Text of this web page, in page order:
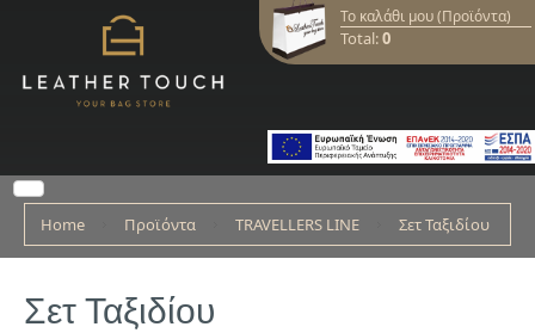
Το καλάθι μου (Προϊόντα)
Total:0
Home Προϊόντα TRAVELLERS LINE Σετ Ταξιδίου
Σετ Ταξιδίου